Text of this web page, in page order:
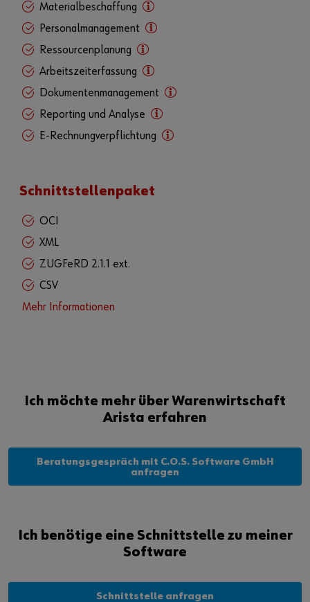
Materialbeschaffung
Personalmanagement
Ressourcenplanung
Arbeitszeiterfassung
Dokumentenmanagement
Reporting und Analyse
E-Rechnungverpflichtung
Schnittstellenpaket
OCI
XML
ZUGFeRD 2.1.1 ext.
CSV
Mehr Informationen
Ich möchte mehr über Warenwirtschaft
Arista erfahren
Beratungsgespräch mit C.O.S. Software GmbH
anfragen
Ich benötige eine Schnittstelle zu meiner
Software
Schnittstelle anfragen